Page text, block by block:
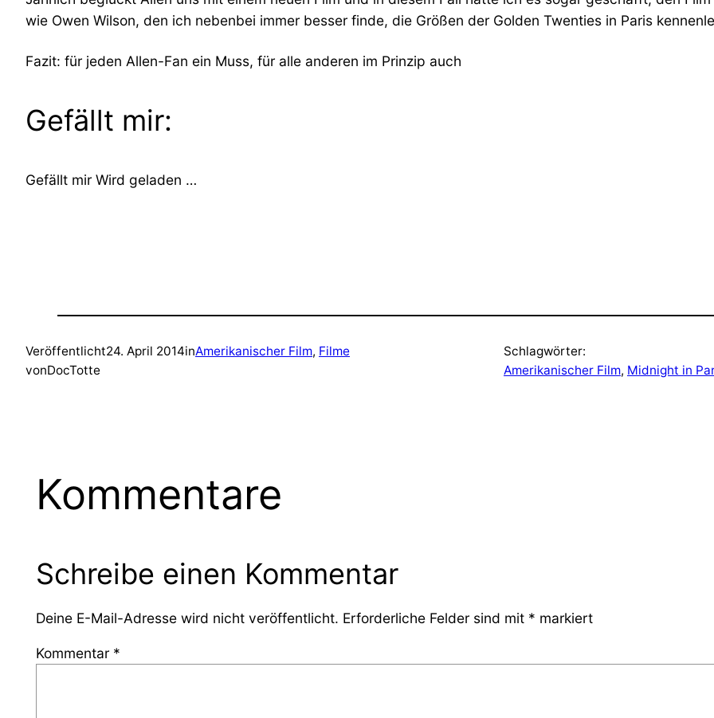
wie Owen Wilson, den ich nebenbei immer besser finde, die Größen der Golden Twenties in Paris
Fazit: für jeden Allen-Fan ein Muss, für alle anderen im Prinzip auch
Gefällt mir:
Gefällt mir Wird geladen …
Veröffentlicht24. April 2014inAmerikanischer Film, Filme
vonDocTotte
Schlagwörter:
Amerikanischer Film, Midnight in
Kommentare
Schreibe einen Kommentar
Deine E-Mail-Adresse wird nicht veröffentlicht. Erforderliche Felder sind mit * markiert
Kommentar *